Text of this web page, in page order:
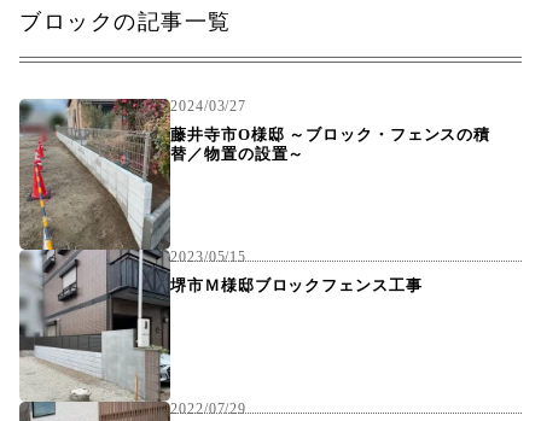
ブロックの記事一覧
2024/03/27
藤井寺市O様邸 ～ブロック・フェンスの積
替／物置の設置～
2023/05/15
堺市Ｍ様邸ブロックフェンス工事
2022/07/29